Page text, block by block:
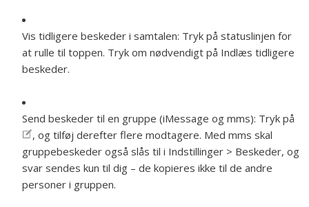
Vis tidligere beskeder i samtalen: Tryk på statuslinjen for
at rulle til toppen. Tryk om nødvendigt på Indlæs tidligere
beskeder.
Send beskeder til en gruppe (iMessage og mms): Tryk på
, og tilføj derefter flere modtagere. Med mms skal
gruppebeskeder også slås til i Indstillinger > Beskeder, og
svar sendes kun til dig – de kopieres ikke til de andre
personer i gruppen.